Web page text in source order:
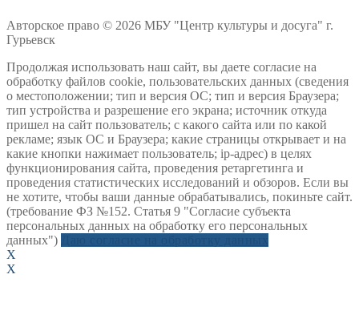
Авторское право © 2026 МБУ "Центр культуры и досуга" г.
Гурьевск
Продолжая использовать наш сайт, вы даете согласие на
обработку файлов cookie, пользовательских данных (сведения
о местоположении; тип и версия ОС; тип и версия Браузера;
тип устройства и разрешение его экрана; источник откуда
пришел на сайт пользователь; с какого сайта или по какой
рекламе; язык ОС и Браузера; какие страницы открывает и на
какие кнопки нажимает пользователь; ip-адрес) в целях
функционирования сайта, проведения ретаргетинга и
проведения статистических исследований и обзоров. Если вы
не хотите, чтобы ваши данные обрабатывались, покиньте сайт.
(требование ФЗ №152. Статья 9 "Согласие субъекта
персональных данных на обработку его персональных
данных")
X
X